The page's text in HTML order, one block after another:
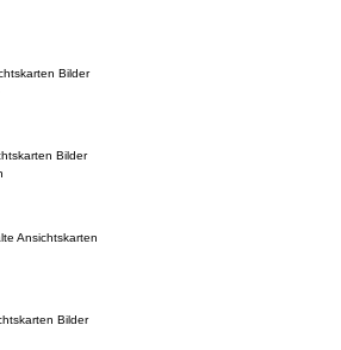
Bilder
Bilder
Ansichtskarten
Bilder